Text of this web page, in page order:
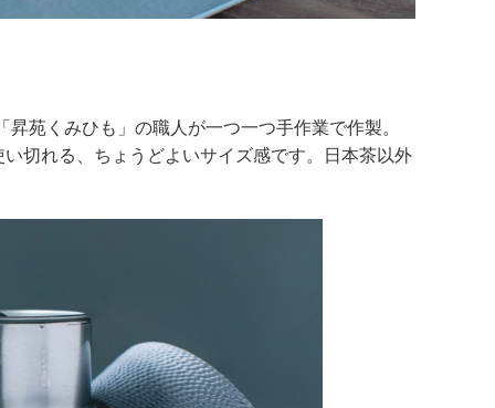
苑くみひも」の職人が一つ一つ手作業で作製。
切れる、ちょうどよいサイズ感です。日本茶以外